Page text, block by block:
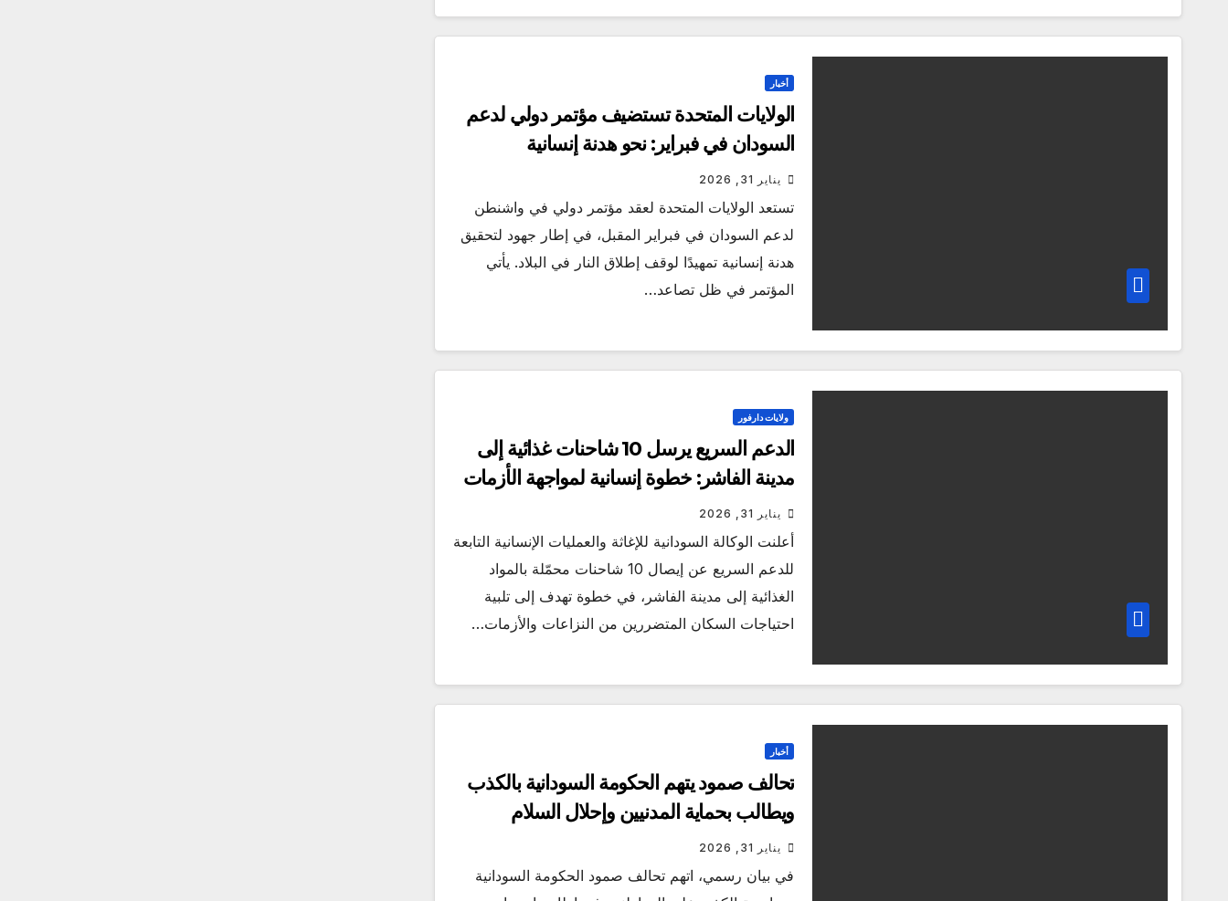
أخبار
الولايات المتحدة تستضيف مؤتمر دولي لدعم
السودان في فبراير: نحو هدنة إنسانية
يناير 31, 2026
تستعد الولايات المتحدة لعقد مؤتمر دولي في واشنطن
لدعم السودان في فبراير المقبل، في إطار جهود لتحقيق
هدنة إنسانية تمهيدًا لوقف إطلاق النار في البلاد. يأتي
المؤتمر في ظل تصاعد…
ولايات دارفور
الدعم السريع يرسل 10 شاحنات غذائية إلى
مدينة الفاشر: خطوة إنسانية لمواجهة الأزمات
يناير 31, 2026
أعلنت الوكالة السودانية للإغاثة والعمليات الإنسانية التابعة
للدعم السريع عن إيصال 10 شاحنات محمّلة بالمواد
الغذائية إلى مدينة الفاشر، في خطوة تهدف إلى تلبية
احتياجات السكان المتضررين من النزاعات والأزمات…
أخبار
تحالف صمود يتهم الحكومة السودانية بالكذب
ويطالب بحماية المدنيين وإحلال السلام
يناير 31, 2026
في بيان رسمي، اتهم تحالف صمود الحكومة السودانية